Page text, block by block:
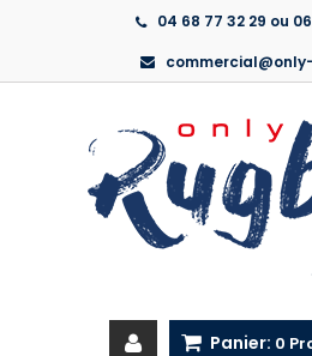
04 68 77 32 29 ou
Panier: 0